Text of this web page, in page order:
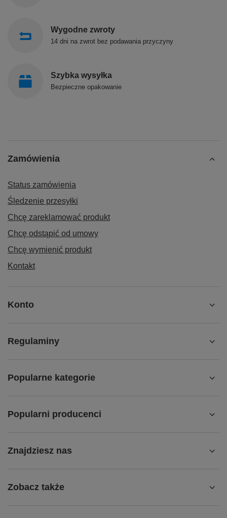
Wygodne zwroty
14 dni na zwrot bez podawania przyczyny
Szybka wysyłka
Bezpieczne opakowanie
Zamówienia
Status zamówienia
Śledzenie przesyłki
Chcę zareklamować produkt
Chcę odstąpić od umowy
Chcę wymienić produkt
Kontakt
Konto
Regulaminy
Popularne kategorie
Popularni producenci
Znajdziesz nas
Zobacz także